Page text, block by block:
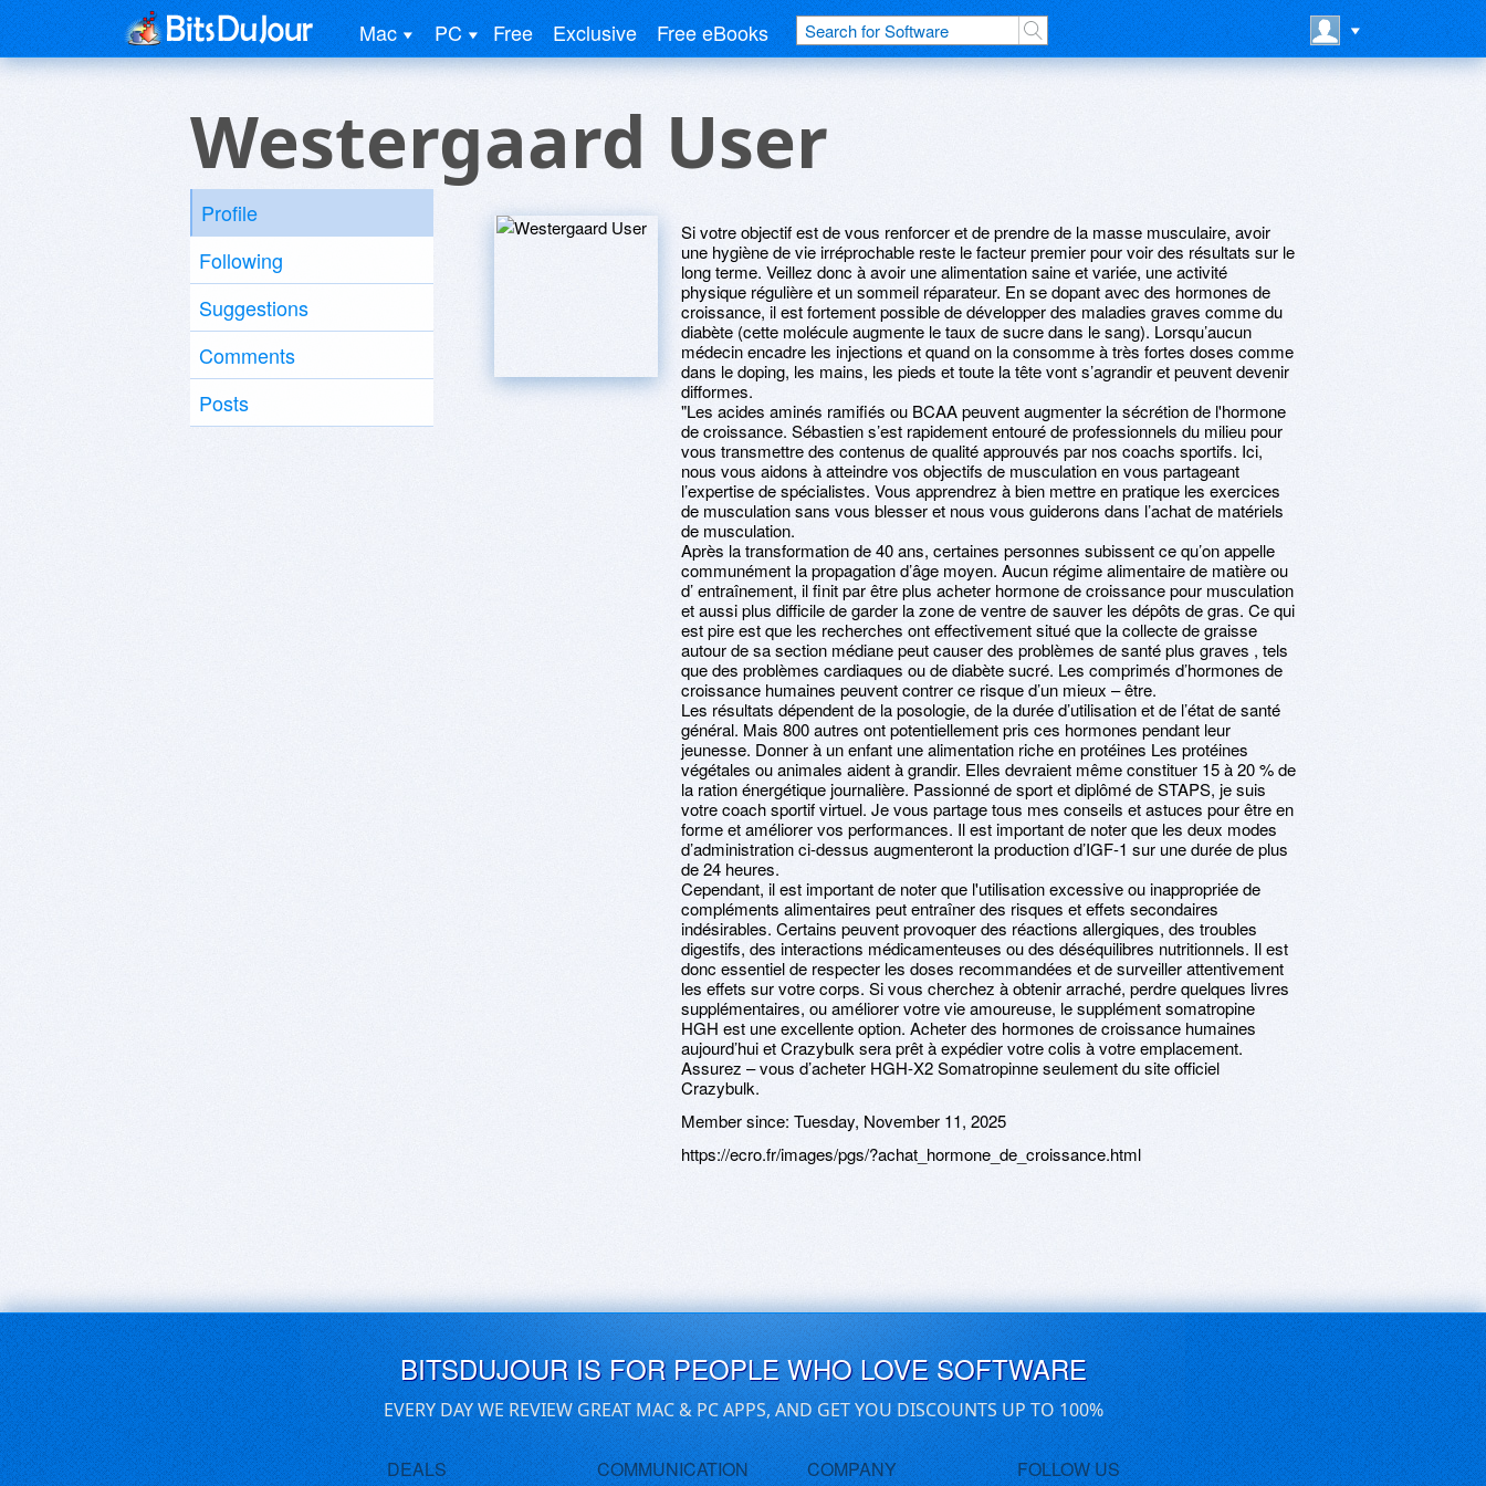
Mac PC Free Exclusive Free eBooks
Westergaard User
Profile
Following
Suggestions
Comments
Posts
Si votre objectif est de vous renforcer et de prendre de la masse musculaire, avoir
une hygiène de vie irréprochable reste le facteur premier pour voir des résultats sur le
long terme. Veillez donc à avoir une alimentation saine et variée, une activité
physique régulière et un sommeil réparateur. En se dopant avec des hormones de
croissance, il est fortement possible de développer des maladies graves comme du
diabète (cette molécule augmente le taux de sucre dans le sang). Lorsqu’aucun
médecin encadre les injections et quand on la consomme à très fortes doses comme
dans le doping, les mains, les pieds et toute la tête vont s’agrandir et peuvent devenir
difformes.
"Les acides aminés ramifiés ou BCAA peuvent augmenter la sécrétion de l'hormone
de croissance. Sébastien s’est rapidement entouré de professionnels du milieu pour
vous transmettre des contenus de qualité approuvés par nos coachs sportifs. Ici,
nous vous aidons à atteindre vos objectifs de musculation en vous partageant
l’expertise de spécialistes. Vous apprendrez à bien mettre en pratique les exercices
de musculation sans vous blesser et nous vous guiderons dans l’achat de matériels
de musculation.
Après la transformation de 40 ans, certaines personnes subissent ce qu’on appelle
communément la propagation d’âge moyen. Aucun régime alimentaire de matière ou
d’ entraînement, il finit par être plus acheter hormone de croissance pour musculation
et aussi plus difficile de garder la zone de ventre de sauver les dépôts de gras. Ce qui
est pire est que les recherches ont effectivement situé que la collecte de graisse
autour de sa section médiane peut causer des problèmes de santé plus graves , tels
que des problèmes cardiaques ou de diabète sucré. Les comprimés d’hormones de
croissance humaines peuvent contrer ce risque d’un mieux – être.
Les résultats dépendent de la posologie, de la durée d’utilisation et de l’état de santé
général. Mais 800 autres ont potentiellement pris ces hormones pendant leur
jeunesse. Donner à un enfant une alimentation riche en protéines Les protéines
végétales ou animales aident à grandir. Elles devraient même constituer 15 à 20 % de
la ration énergétique journalière. Passionné de sport et diplômé de STAPS, je suis
votre coach sportif virtuel. Je vous partage tous mes conseils et astuces pour être en
forme et améliorer vos performances. Il est important de noter que les deux modes
d’administration ci-dessus augmenteront la production d’IGF-1 sur une durée de plus
de 24 heures.
Cependant, il est important de noter que l'utilisation excessive ou inappropriée de
compléments alimentaires peut entraîner des risques et effets secondaires
indésirables. Certains peuvent provoquer des réactions allergiques, des troubles
digestifs, des interactions médicamenteuses ou des déséquilibres nutritionnels. Il est
donc essentiel de respecter les doses recommandées et de surveiller attentivement
les effets sur votre corps. Si vous cherchez à obtenir arraché, perdre quelques livres
supplémentaires, ou améliorer votre vie amoureuse, le supplément somatropine
HGH est une excellente option. Acheter des hormones de croissance humaines
aujourd’hui et Crazybulk sera prêt à expédier votre colis à votre emplacement.
Assurez – vous d’acheter HGH-X2 Somatropinne seulement du site officiel
Crazybulk.
Member since: Tuesday, November 11, 2025
https://ecro.fr/images/pgs/?achat_hormone_de_croissance.html
BITSDUJOUR IS FOR PEOPLE WHO LOVE SOFTWARE
EVERY DAY WE REVIEW GREAT MAC & PC APPS, AND GET YOU DISCOUNTS UP TO 100%
DEALS COMMUNICATION COMPANY FOLLOW US